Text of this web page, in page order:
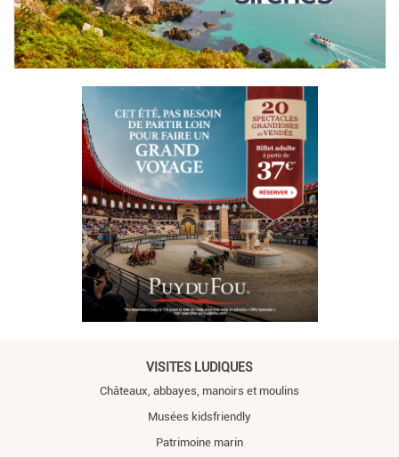
VISITES LUDIQUES
Châteaux, abbayes, manoirs et moulins
Musées kidsfriendly
Patrimoine marin